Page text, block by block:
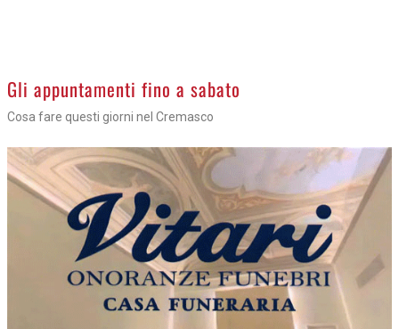
Gli appuntamenti fino a sabato
Cosa fare questi giorni nel Cremasco